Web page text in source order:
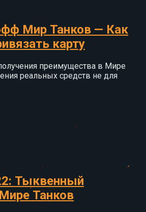
Мир Танков — Как
карту
преимущества в Мире
реальных средств не для
Тыквенный
Танков